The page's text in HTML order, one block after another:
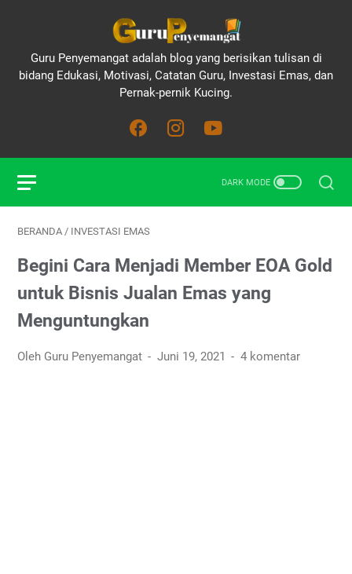
Guru Penyemangat adalah blog yang berisikan tulisan di
bidang Edukasi, Motivasi, Catatan Guru, Investasi Emas, dan
Pernak-pernik Kucing.
BERANDA / INVESTASI EMAS
Begini Cara Menjadi Member EOA Gold
untuk Bisnis Jualan Emas yang
Menguntungkan
Oleh Guru Penyemangat Juni 19, 2021 4 komentar